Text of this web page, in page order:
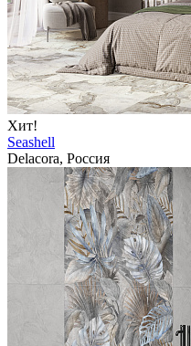
Хит!
Seashell
Delacora, Россия